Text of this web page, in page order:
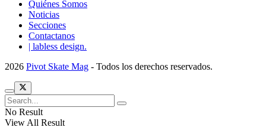
Quiénes Somos
Noticias
Secciones
Contactanos
| labless design.
2026 Pivot Skate Mag - Todos los derechos reservados.
No Result
View All Result